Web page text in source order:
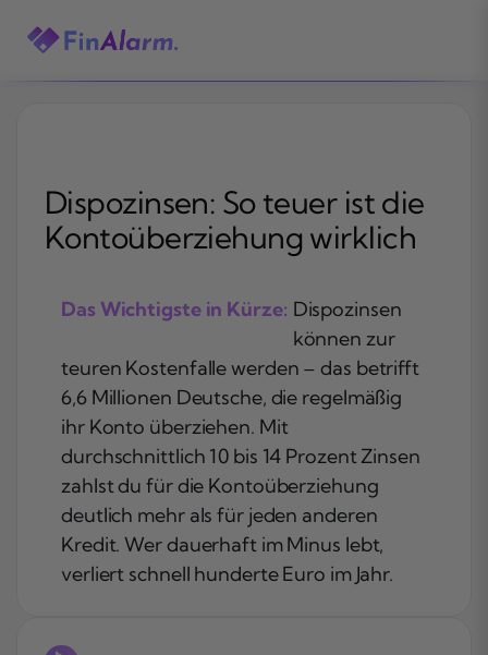
Inhalt
Dispozinsen: So teuer ist die
Kontoüberziehung wirklich
Das Wichtigste in Kürze: Dispozinsen
können zur
teuren Kostenfalle werden – das betrifft
6,6 Millionen Deutsche, die regelmäßig
ihr Konto überziehen. Mit
durchschnittlich 10 bis 14 Prozent Zinsen
zahlst du für die Kontoüberziehung
deutlich mehr als für jeden anderen
Kredit. Wer dauerhaft im Minus lebt,
verliert schnell hunderte Euro im Jahr.